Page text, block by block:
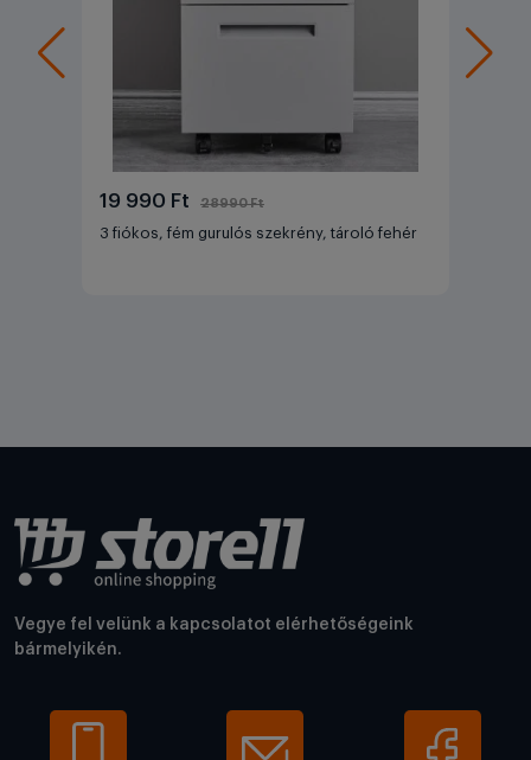
19 990 Ft 28990 Ft
3 fiókos, fém gurulós szekrény, tároló fehér
Vegye fel velünk a kapcsolatot elérhetőségeink
bármelyikén.